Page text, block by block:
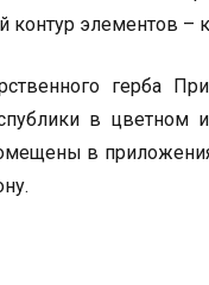
контур элементов –
герба
в цветном
в